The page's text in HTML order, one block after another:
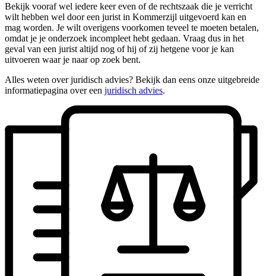
Bekijk vooraf wel iedere keer even of de rechtszaak die je verricht
wilt hebben wel door een jurist in Kommerzijl uitgevoerd kan en
mag worden. Je wilt overigens voorkomen teveel te moeten betalen,
omdat je je onderzoek incompleet hebt gedaan. Vraag dus in het
geval van een jurist altijd nog of hij of zij hetgene voor je kan
uitvoeren waar je naar op zoek bent.
Alles weten over juridisch advies? Bekijk dan eens onze uitgebreide
informatiepagina over een juridisch advies.